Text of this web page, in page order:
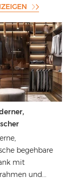
und
und
begehbare
mit
und...